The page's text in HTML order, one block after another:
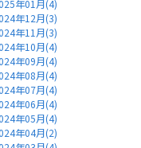
年01月(4)
年12月(3)
年11月(3)
年10月(4)
年09月(4)
年08月(4)
年07月(4)
年06月(4)
年05月(4)
年04月(2)